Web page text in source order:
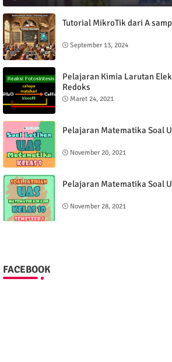
Tutorial MikroTik dari A
September 13, 2024
Pelajaran Kimia Larutan
Redoks
Maret 24, 2021
Pelajaran Matematika Soal
November 20, 2021
Pelajaran Matematika Soal
November 28, 2021
FACEBOOK